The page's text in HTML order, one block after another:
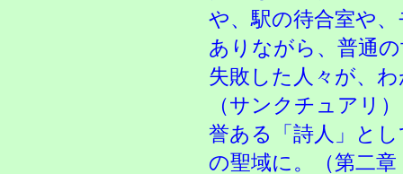
や、駅の待合室や
ありながら、普通
失敗した人々が、
（サンクチュアリ
誉ある「詩人」と
の聖域に。（第二